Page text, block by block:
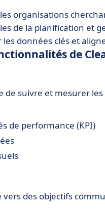
organisations
de la planification et
données clés et
de
de suivre et mesurer
de performance (KPI)
des objectifs